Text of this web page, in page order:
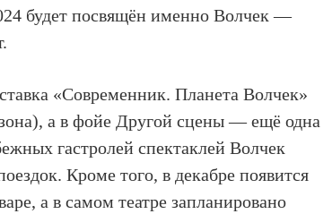
будет посвящён именно Волчек —
«Современник. Планета Волчек»
а в фойе Другой сцены — ещё одна
гастролей спектаклей Волчек
Кроме того, в декабре появится
а в самом театре запланировано